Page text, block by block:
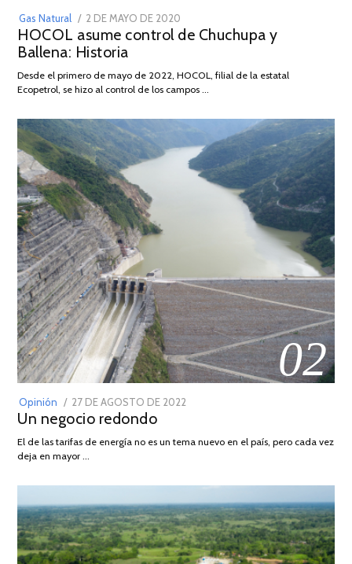
Gas Natural
POSTED
ON
2 DE MAYO DE 2020
DE
2026
HOCOL asume control de Chuchupa y
Ballena: Historia
Desde el primero de mayo de 2022, HOCOL, filial de la estatal
Ecopetrol, se hizo al control de los campos …
02
Opinión
POSTED
ON
27 DE AGOSTO DE 2022
DE
Un negocio redondo
El de las tarifas de energía no es un tema nuevo en el país, pero cada vez
deja en mayor …